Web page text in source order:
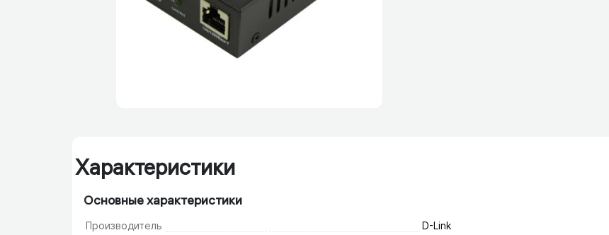
Характеристики
Основные характеристики
Производитель D-Link